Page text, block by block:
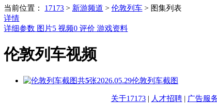
当前位置： 17173 > 新游频道 > 伦敦列车 > 图集列表
详情
详细参数 图片5 视频0 评价 游戏资料
伦敦列车视频
共5张2026.05.29伦敦列车截图
关于17173 | 人才招聘 | 广告服